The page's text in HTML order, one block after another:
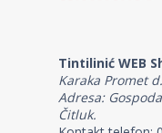
Tintilinić WEB
Karaka Promet
Adresa:
Čitluk.